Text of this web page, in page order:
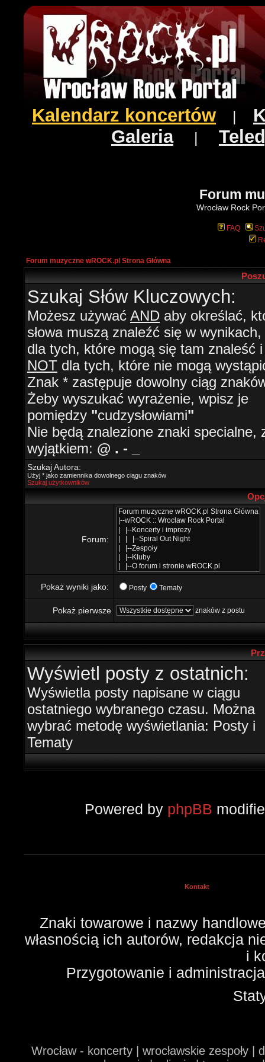
Kalendarz koncertów
Galeria|
Forum
Wrocław Rock
FAQ
Forum muzyczne wROCK.pl Strona Główna
Szukaj Słów Kluczowych:
Możesz używać AND aby określać,
słowa muszą znaleźć się w wynikach,
dla tych, które mogą się tam znaleść i
NOT dla tych, które nie mogą
Znak * zastępuje dowolny ciąg
Żeby wyszukać wyrażenie, wpisz je
pomiędzy "cudzysłowiami"
Nie będą znalezione znaki specialne,
wyjątkiem: @ . - _
Szukaj Autora:
Użyj * jako zamiennika dowolnego ciągu znaków
Szukaj użytkowników
Forum:
Pokaż wyniki jako: Posty Tematy
Pokaż pierwsze znaków z postu
Wyświetl posty z ostatnich:
Wyświetla posty napisane w ciągu
ostatniego wybranego czasu. Można
wybrać metodę wyświetlania: Posty i
Tematy
Powered by phpBB
Kontakt
Znaki towarowe i nazwy
własnością ich autorów, redakcja
i
Przygotowanie i
Wrocław - koncerty | wrocławskie zespoły